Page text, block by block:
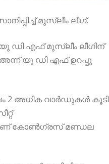
മുസ്ലീം ലീഗ്.
യു ഡി എഫ് മുസ്ലീം ലീഗിന്
അന്ന് യു ഡി എഫ് ഉറപ്പു
2 അധിക വാർഡുകൾ കൂടി
കോൺഗ്രസ് മണ്ഡല